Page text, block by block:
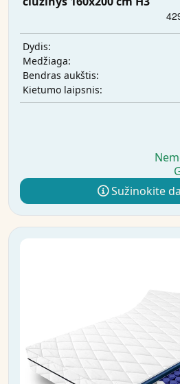
Dydis:
Medžiaga:
Bendras aukštis:
Kietumo laipsnis:
Sužinokite